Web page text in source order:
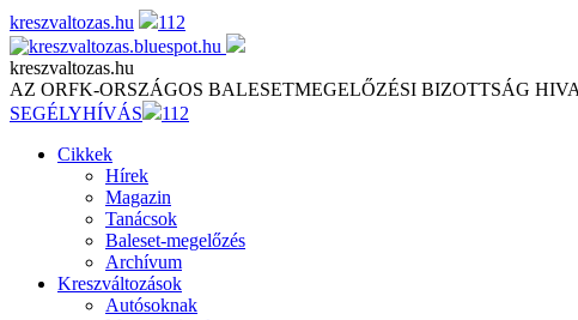
Skip
to
content
kreszvaltozas.hu 112
kreszvaltozas.hu
AZ ORFK-ORSZÁGOS BALESETMEGELŐZÉSI BIZOTTSÁG
SEGÉLYHÍVÁS
112
Cikkek
Hírek
Magazin
Tanácsok
Baleset-megelőzés
Archívum
Kreszváltozások
Autósoknak